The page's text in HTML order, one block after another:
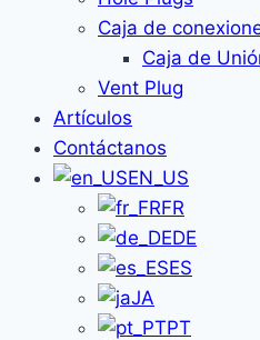
Caja de
Caja de
Vent Plug
Artículos
Contáctanos
EN_US
FR
DE
ES
JA
PT